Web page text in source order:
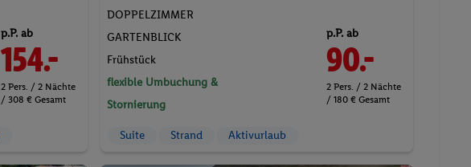
p.P. ab
154.-
2 Pers. / 2 Nächte
/ 308 € Gesamt
DOPPELZIMMER
GARTENBLICK
Frühstück
flexible Umbuchung &
Stornierung
p.P. ab
90.-
2 Pers. / 2 Nächte
/ 180 € Gesamt
Suite Strand Aktivurlaub